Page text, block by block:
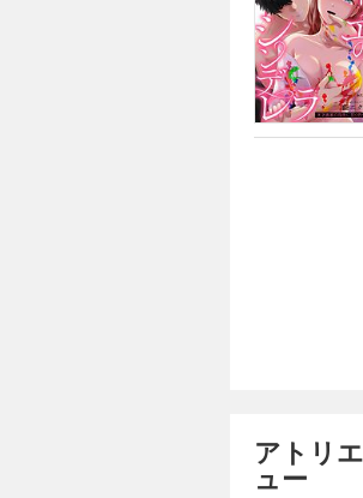
アトリ
ュー